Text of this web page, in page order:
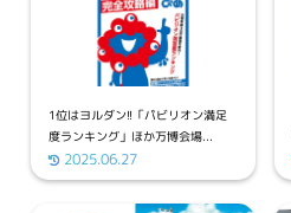
1位はヨルダン!!「パビリオン満足
度ランキング」ほか万博会場...
2025.06.27